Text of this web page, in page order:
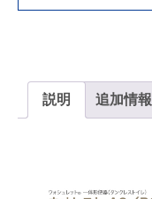
説明 追加情報